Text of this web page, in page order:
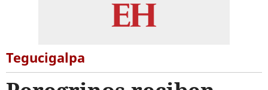
Tegucigalpa